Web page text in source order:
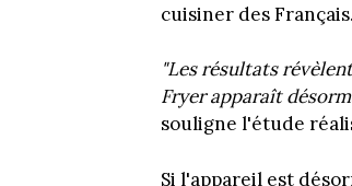
cuisiner des Français.
"Les résultats
Fryer apparaît
souligne l'étude
Si l'appareil est